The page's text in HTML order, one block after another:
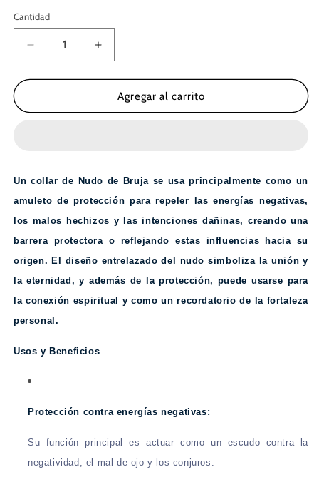
Cantidad
Reducir
cantidad
para
Bruja
Incluye
collar
de
Aumentar
cantidad
para
Nudo
Bruja
Incluye
collar
de
cordón
Agregar al carrito
Un collar de Nudo de Bruja se usa principalmente como un
amuleto de protección para repeler las energías negativas,
los malos hechizos y las intenciones dañinas, creando una
barrera protectora o reflejando estas influencias hacia su
origen. El diseño entrelazado del nudo simboliza la unión y
la eternidad, y además de la protección, puede usarse para
la conexión espiritual y como un recordatorio de la fortaleza
personal.
Usos y Beneficios
Protección contra energías negativas:
Su función principal es actuar como un escudo contra la
negatividad, el mal de ojo y los conjuros.